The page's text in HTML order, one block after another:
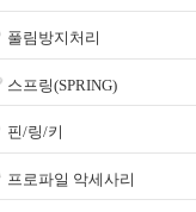
풀림방지처리
스프링(SPRING)
핀/링/키
프로파일 악세사리